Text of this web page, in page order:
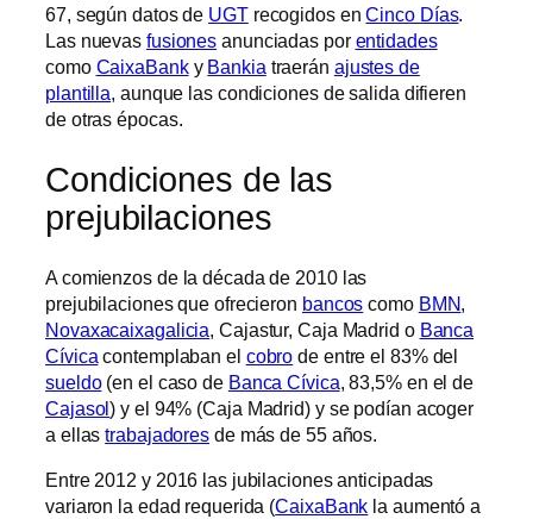
67, según datos de UGTrecogidos enCinco Días.
Las nuevas fusiones anunciadas por entidades
como CaixaBanky Bankia traerán ajustes de
plantilla, aunque las condiciones de salida difieren
de otras épocas.
Condiciones de las
prejubilaciones
A comienzos de la década de 2010 las
prejubilaciones que ofrecieron bancos como BMN,
Novaxacaixagalicia, Cajastur, Caja Madrid o Banca
Cívica contemplaban el cobro de entre el 83% del
sueldo(en el caso de Banca Cívica, 83,5% en el de
Cajasol) y el 94% (Caja Madrid) y se podían acoger
a ellastrabajadores de más de 55 años.
Entre 2012 y 2016 las jubilaciones anticipadas
variaron la edad requerida (CaixaBank la aumentó a